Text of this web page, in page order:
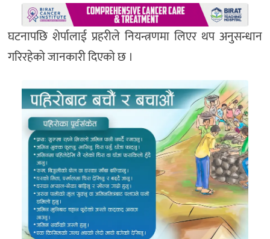
घटनापछि शेर्पालाई प्रहरीले नियन्त्रणमा लिएर थप अनुसन्धान
गरिरहेको जानकारी दिएको छ ।